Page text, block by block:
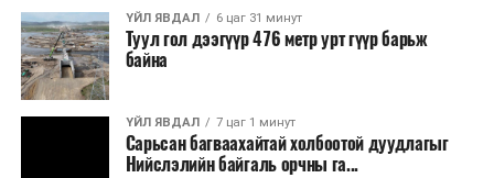
ҮЙЛ ЯВДАЛ 6 цаг 31 минут
Туул гол дээгүүр 476 метр урт гүүр барьж
байна
ҮЙЛ ЯВДАЛ 7 цаг 1 минут
Сарьсан багваахайтай холбоотой дуудлагыг
Нийслэлийн байгаль орчны га...